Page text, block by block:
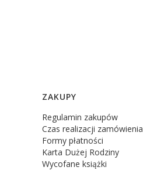
Linki w stopce
ZAKUPY
Regulamin zakupów
Czas realizacji zamówienia
Formy płatności
Karta Dużej Rodziny
Wycofane książki